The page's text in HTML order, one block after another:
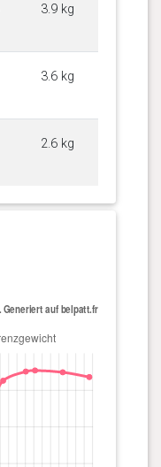
3.9 kg
3.6 kg
2.6 kg